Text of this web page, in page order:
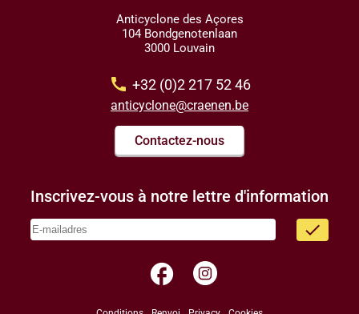
Anticyclone des Açores
104 Bondgenotenlaan
3000 Louvain
call +32 (0)2 217 52 46
anticyclone@craenen.be
Contactez-nous
Inscrivez-vous à notre lettre d'information
done
facebook